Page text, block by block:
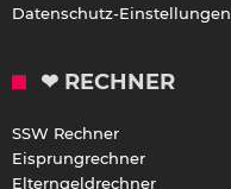
Datenschutz-Einstellungen
❤ RECHNER
SSW Rechner
Eisprungrechner
Elterngeldrechner